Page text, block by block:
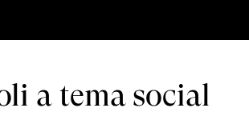
a tema social